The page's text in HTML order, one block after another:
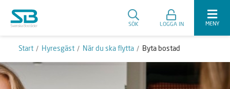
SÖK LOGGA IN MENY
Start Hyresgäst När du ska flytta Byta bostad